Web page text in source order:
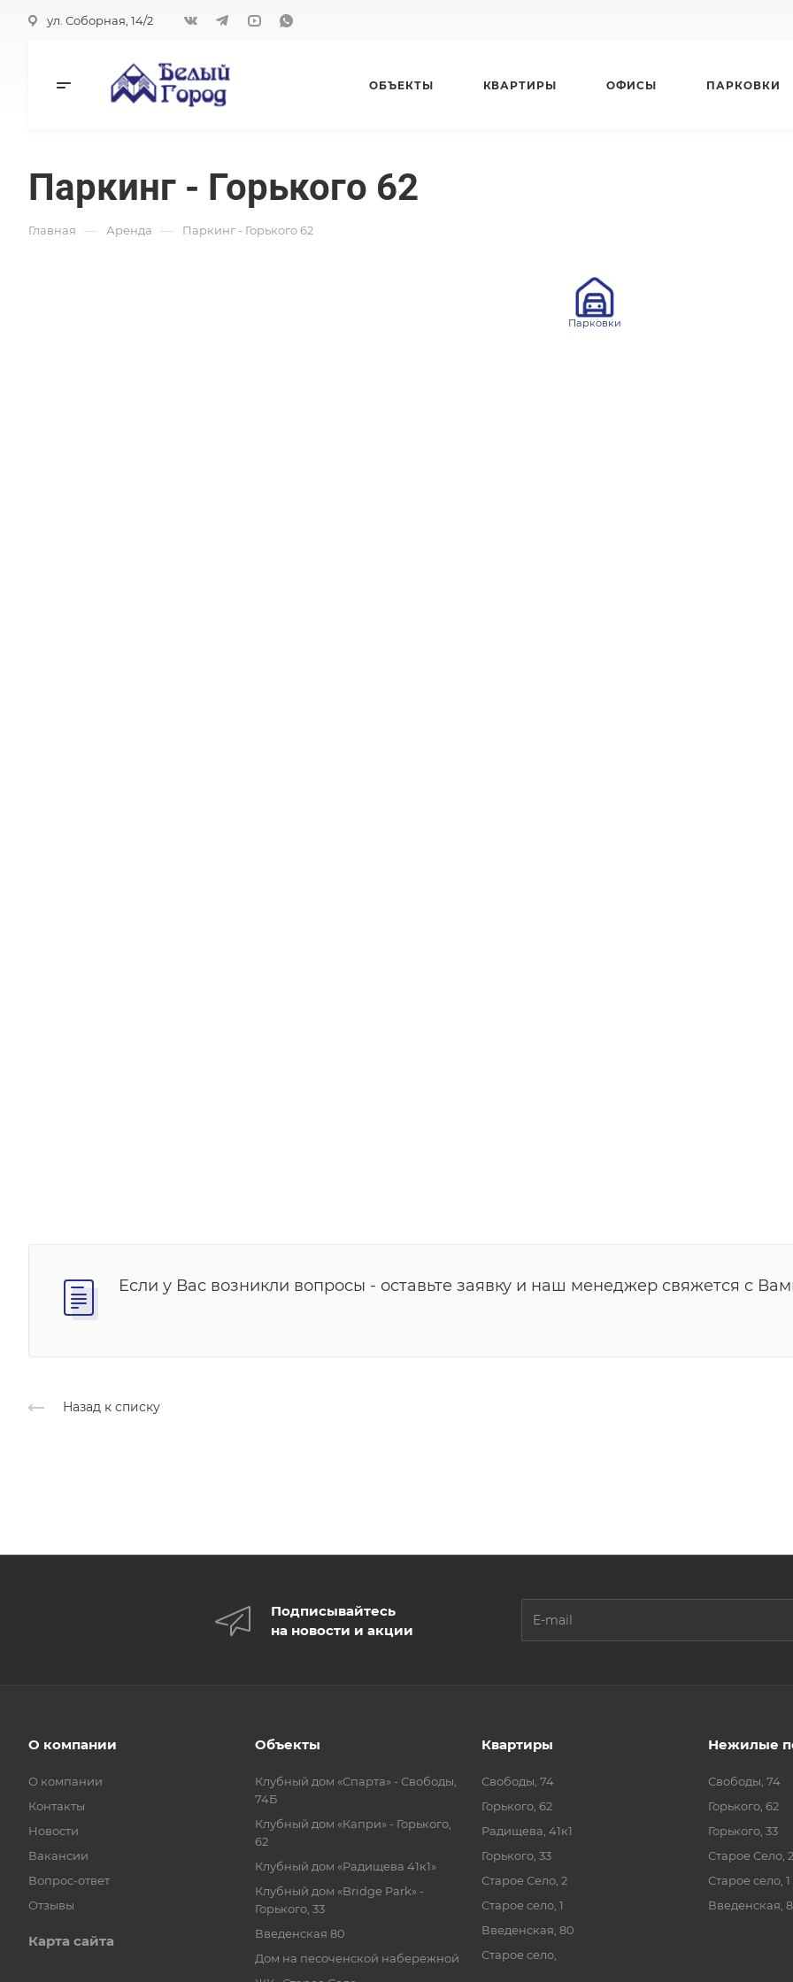
ул. Соборная, 14/2
ОБЪЕКТЫ КВАРТИРЫ ОФИСЫ ПАРКОВКИ
Паркинг - Горького 62
Главная — Аренда — Паркинг - Горького 62
Парковки
Если у Вас возникли вопросы - оставьте заявку и наш менеджер свяжется с
Назад к списку
Подписывайтесь
на новости и акции
О компании
О компании
Контакты
Новости
Вакансии
Вопрос-ответ
Отзывы
Карта сайта
Объекты
Клубный дом «Спарта» - Свободы,
74Б
Клубный дом «Капри» - Горького,
62
Клубный дом «Радищева 41к1»
Клубный дом «Bridge Park» -
Горького, 33
Введенская 80
Дом на песоченской набережной
Квартиры
Свободы, 74
Горького, 62
Радищева, 41к1
Горького, 33
Старое Село, 2
Старое село, 1
Введенская, 80
Старое село,
Нежилые
Свободы, 74
Горького, 62
Горького, 33
Старое Село, 2
Старое село, 1
Введенская,